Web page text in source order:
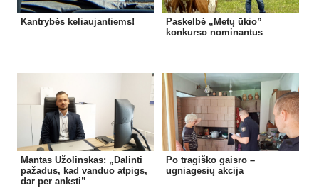
Kantrybės keliaujantiems!
Paskelbė „Metų ūkio”
konkurso nominantus
Mantas Užolinskas: „Dalinti
pažadus, kad vanduo atpigs,
dar per anksti”
Po tragiško gaisro –
ugniagesių akcija